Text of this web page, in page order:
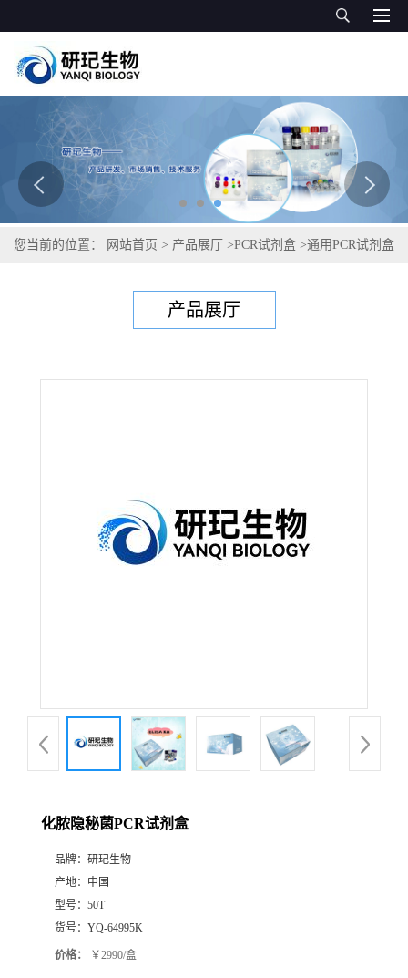
您当前的位置： 网站首页 > 产品展厅 >PCR试剂盒 >通用PCR试剂盒
产品展厅
化脓隐秘菌PCR试剂盒
品牌： 研玘生物
产地： 中国
型号： 50T
货号： YQ-64995K
价格： ￥2990/盒